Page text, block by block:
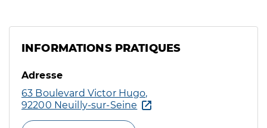
INFORMATIONS PRATIQUES
Adresse
63 Boulevard Victor Hugo,
92200 Neuilly-sur-Seine